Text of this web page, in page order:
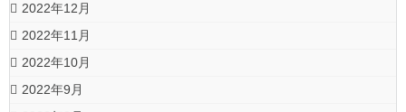
2022年12月
2022年11月
2022年10月
2022年9月